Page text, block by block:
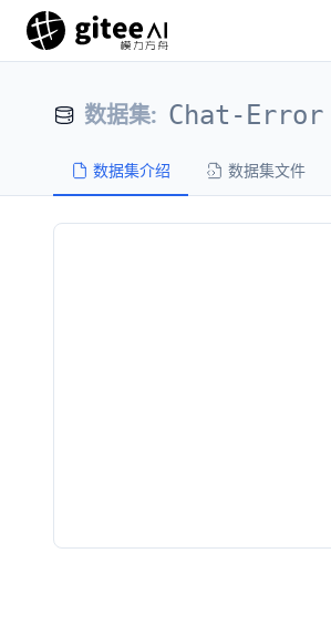
数据集: Chat-Error
数据集介绍 数据集文件